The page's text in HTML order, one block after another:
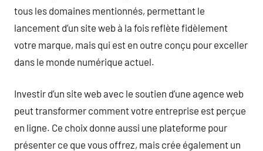
tous les domaines mentionnés, permettant le
lancement d’un site web à la fois reflète fidèlement
votre marque, mais qui est en outre conçu pour exceller
dans le monde numérique actuel.
Investir d’un site web avec le soutien d’une agence web
peut transformer comment votre entreprise est perçue
en ligne. Ce choix donne aussi une plateforme pour
présenter ce que vous offrez, mais crée également un